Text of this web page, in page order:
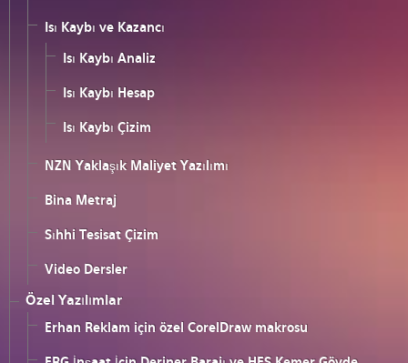
Isı Kaybı ve Kazancı
Isı Kaybı Analiz
Isı Kaybı Hesap
Isı Kaybı Çizim
NZN Yaklaşık Maliyet Yazılımı
Bina Metraj
Sıhhi Tesisat Çizim
Video Dersler
Özel Yazılımlar
Erhan Reklam için özel CorelDraw makrosu